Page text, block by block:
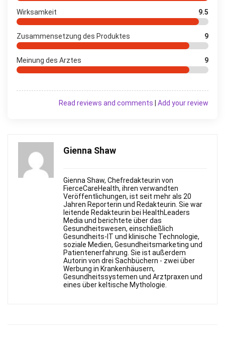
Wirksamkeit 9.5
Zusammensetzung des Produktes 9
Meinung des Arztes 9
Add your review
Read reviews and comments
Gienna Shaw
Gienna Shaw, Chefredakteurin von
FierceСareHealth, ihren verwandten
Veröffentlichungen, ist seit mehr als 20
Jahren Reporterin und Redakteurin. Sie war
leitende Redakteurin bei HealthLeaders
Media und berichtete über das
Gesundheitswesen, einschließlich
Gesundheits-IT und klinische Technologie,
soziale Medien, Gesundheitsmarketing und
Patientenerfahrung. Sie ist außerdem
Autorin von drei Sachbüchern - zwei über
Werbung in Krankenhäusern,
Gesundheitssystemen und Arztpraxen und
eines über keltische Mythologie.